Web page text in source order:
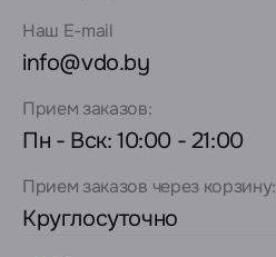
Наш E-mail
info@vdo.by
Прием заказов:
Пн - Вск: 10:00 - 21:00
Прием заказов через корзину:
Круглосуточно